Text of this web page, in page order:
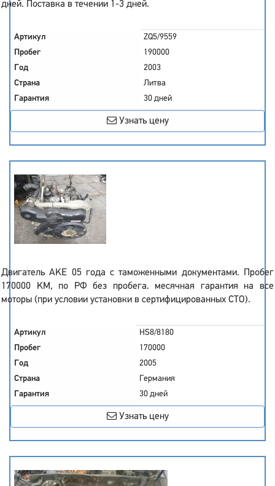
дней. Поставка в течении 1-3 дней.
Артикул
ZQ5/9559
Пробег
190000
Год
2003
Страна
Литва
Гарантия
30 дней
Узнать цену
Двигатель AKE 05 года с таможенными документами. Пробег
170000 KM, по РФ без пробега. месячная гарантия на все
моторы (при условии установки в сертифицированных СТО).
Артикул
HS8/8180
Пробег
170000
Год
2005
Страна
Германия
Гарантия
30 дней
Узнать цену